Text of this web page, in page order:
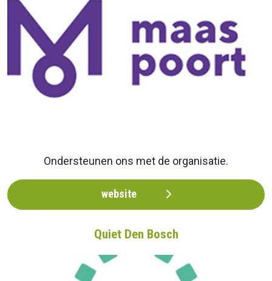
Ondersteunen ons met de organisatie.
website
Quiet Den Bosch